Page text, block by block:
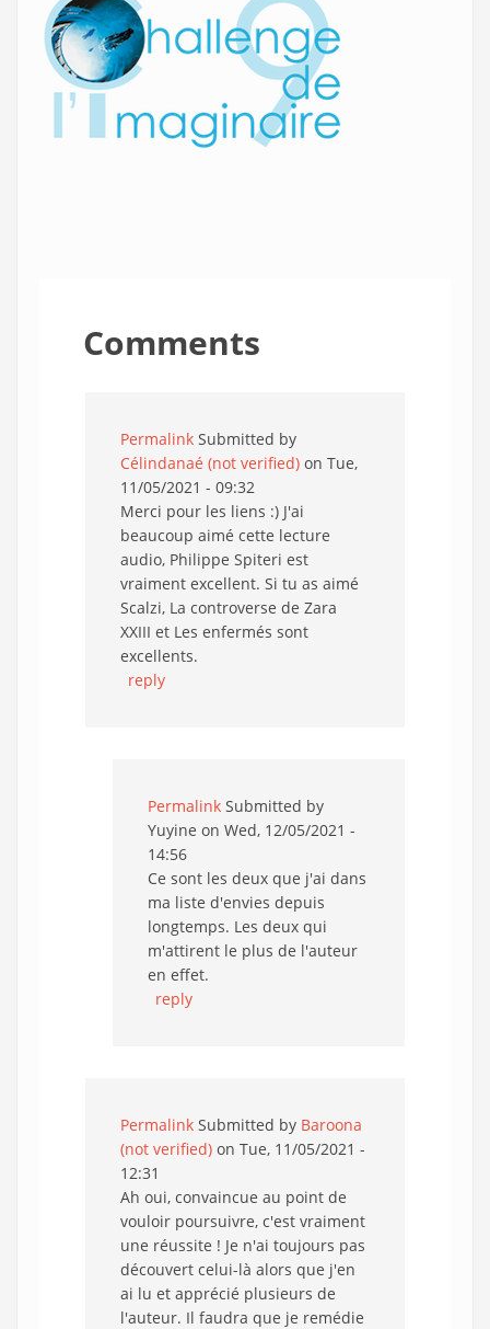
Comments
Permalink Submitted by
Célindanaé (not verified) on Tue,
11/05/2021 - 09:32
Merci pour les liens :) J'ai
beaucoup aimé cette lecture
audio, Philippe Spiteri est
vraiment excellent. Si tu as aimé
Scalzi, La controverse de Zara
XXIII et Les enfermés sont
excellents.
reply
Permalink Submitted by
Yuyine on Wed, 12/05/2021 -
14:56
Ce sont les deux que j'ai dans
ma liste d'envies depuis
longtemps. Les deux qui
m'attirent le plus de l'auteur
en effet.
reply
Permalink Submitted by Baroona
(not verified) on Tue, 11/05/2021 -
12:31
Ah oui, convaincue au point de
vouloir poursuivre, c'est vraiment
une réussite ! Je n'ai toujours pas
découvert celui-là alors que j'en
ai lu et apprécié plusieurs de
l'auteur. Il faudra que je remédie